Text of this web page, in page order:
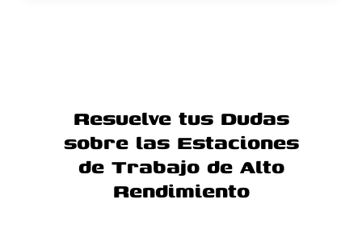
Resuelve tus Dudas
sobre las Estaciones
de Trabajo de Alto
Rendimiento